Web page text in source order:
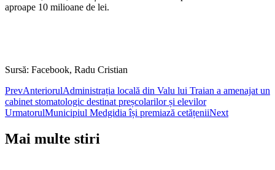
aproape 10 milioane de lei.
Sursă: Facebook, Radu Cristian
PrevAnteriorulAdministrația locală din Valu lui Traian a amenajat un
cabinet stomatologic destinat preșcolarilor și elevilor
UrmatorulMunicipiul Medgidia își premiază cetățeniiNext
Mai multe stiri